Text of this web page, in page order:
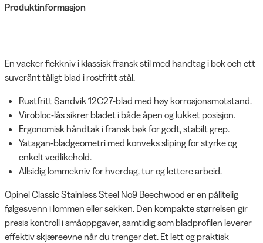
Produktinformasjon
En vacker fickkniv i klassisk fransk stil med handtag i bok och ett
suveränt tåligt blad i rostfritt stål.
Rustfritt Sandvik 12C27-blad med høy korrosjonsmotstand.
Virobloc-lås sikrer bladet i både åpen og lukket posisjon.
Ergonomisk håndtak i fransk bøk for godt, stabilt grep.
Yatagan-bladgeometri med konveks sliping for styrke og
enkelt vedlikehold.
Allsidig lommekniv for hverdag, tur og lettere arbeid.
Opinel Classic Stainless Steel No9 Beechwood er en pålitelig
følgesvenn i lommen eller sekken. Den kompakte størrelsen gir
presis kontroll i småoppgaver, samtidig som bladprofilen leverer
effektiv skjæreevne når du trenger det. Et lett og praktisk